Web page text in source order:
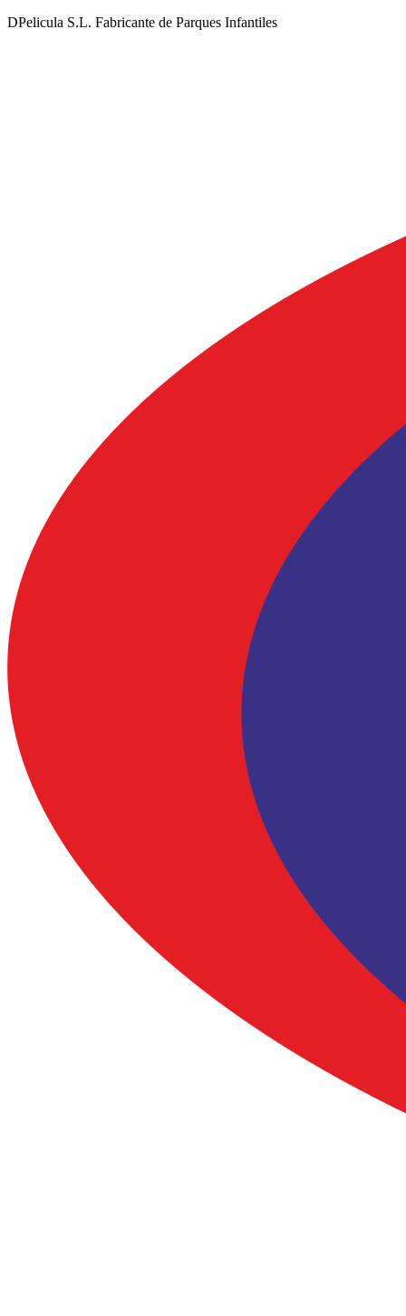
DPelicula S.L. Fabricante de Parques Infantiles